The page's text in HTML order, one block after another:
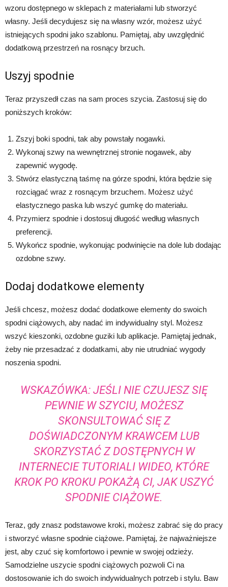
wzoru dostępnego w sklepach z materiałami lub stworzyć
własny. Jeśli decydujesz się na własny wzór, możesz użyć
istniejących spodni jako szablonu. Pamiętaj, aby uwzględnić
dodatkową przestrzeń na rosnący brzuch.
Uszyj spodnie
Teraz przyszedł czas na sam proces szycia. Zastosuj się do
poniższych kroków:
Zszyj boki spodni, tak aby powstały nogawki.
Wykonaj szwy na wewnętrznej stronie nogawek, aby
zapewnić wygodę.
Stwórz elastyczną taśmę na górze spodni, która będzie się
rozciągać wraz z rosnącym brzuchem. Możesz użyć
elastycznego paska lub wszyć gumkę do materiału.
Przymierz spodnie i dostosuj długość według własnych
preferencji.
Wykończ spodnie, wykonując podwinięcie na dole lub dodając
ozdobne szwy.
Dodaj dodatkowe elementy
Jeśli chcesz, możesz dodać dodatkowe elementy do swoich
spodni ciążowych, aby nadać im indywidualny styl. Możesz
wszyć kieszonki, ozdobne guziki lub aplikacje. Pamiętaj jednak,
żeby nie przesadzać z dodatkami, aby nie utrudniać wygody
noszenia spodni.
WSKAZÓWKA: JEŚLI NIE CZUJESZ SIĘ
PEWNIE W SZYCIU, MOŻESZ
SKONSULTOWAĆ SIĘ Z
DOŚWIADCZONYM KRAWCEM LUB
SKORZYSTAĆ Z DOSTĘPNYCH W
INTERNECIE TUTORIALI WIDEO, KTÓRE
KROK PO KROKU POKAŻĄ CI, JAK USZYĆ
SPODNIE CIĄŻOWE.
Teraz, gdy znasz podstawowe kroki, możesz zabrać się do pracy
i stworzyć własne spodnie ciążowe. Pamiętaj, że najważniejsze
jest, aby czuć się komfortowo i pewnie w swojej odzieży.
Samodzielne uszycie spodni ciążowych pozwoli Ci na
dostosowanie ich do swoich indywidualnych potrzeb i stylu. Baw